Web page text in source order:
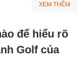
XEM THÊM
để hiểu rõ
Golf của